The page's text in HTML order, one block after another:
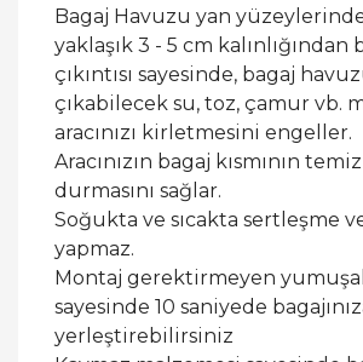
Bagaj Havuzu yan
yaklaşık 3 - 5 cm kalınlığından
çıkıntısı sayesinde, bagaj
çıkabilecek su, toz, çamur vb.
aracınızı kirletmesini engeller.
Aracınızın bagaj kısmının
durmasını sağlar.
Soğukta ve sıcakta sertleşme
yapmaz.
Montaj gerektirmeyen
sayesinde 10 saniyede
yerleştirebilirsiniz